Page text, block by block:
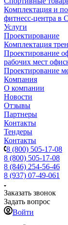
Комплектация и
фитнесс-центра в
Услуги
Проектирование
Комплектация
Проектирование
рабочих мест
Проектирование
Компания
О компании
Новости
Отзывы
Партнеры
Контакты
Тендеры
Контакты
8 (800) 505-17-08
8 (800) 505-17-08
8 (846) 254-56-46
8 (937) 07-49-061
Заказать звонок
Задать вопрос
Войти